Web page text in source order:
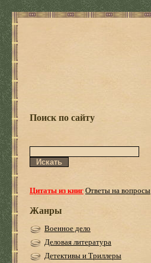
Поиск по сайту
Цитаты из книгОтветы на вопросы
Жанры
Военное дело
Деловая литература
Детективы и Триллеры